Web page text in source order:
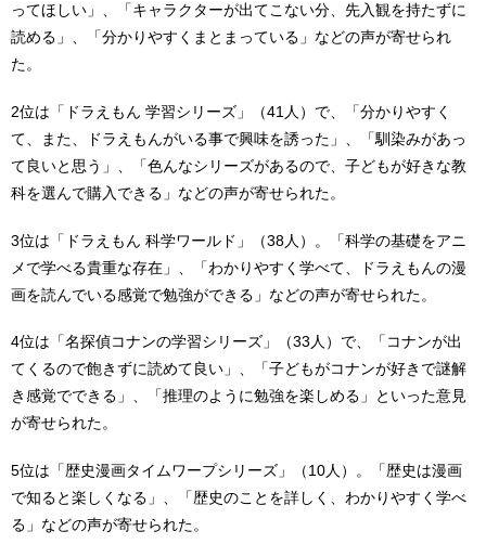
ってほしい」、「キャラクターが出てこない分、先入観を持たずに
読める」、「分かりやすくまとまっている」などの声が寄せられ
た。
2位は「ドラえもん 学習シリーズ」（41人）で、「分かりやすく
て、また、ドラえもんがいる事で興味を誘った」、「馴染みがあっ
て良いと思う」、「色んなシリーズがあるので、子どもが好きな教
科を選んで購入できる」などの声が寄せられた。
3位は「ドラえもん 科学ワールド」（38人）。「科学の基礎をアニ
メで学べる貴重な存在」、「わかりやすく学べて、ドラえもんの漫
画を読んでいる感覚で勉強ができる」などの声が寄せられた。
4位は「名探偵コナンの学習シリーズ」（33人）で、「コナンが出
てくるので飽きずに読めて良い」、「子どもがコナンが好きで謎解
き感覚でできる」、「推理のように勉強を楽しめる」といった意見
が寄せられた。
5位は「歴史漫画タイムワープシリーズ」（10人）。「歴史は漫画
で知ると楽しくなる」、「歴史のことを詳しく、わかりやすく学べ
る」などの声が寄せられた。